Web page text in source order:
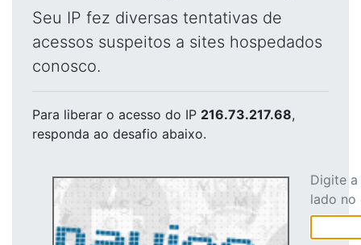
Seu IP fez diversas tentativas de
acessos suspeitos a sites hospedados
conosco.
Para liberar o acesso do IP 216.73.217.68,
responda ao desafio abaixo.
Digite
lado no